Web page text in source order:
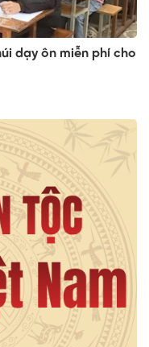
dạy ôn miễn phí cho